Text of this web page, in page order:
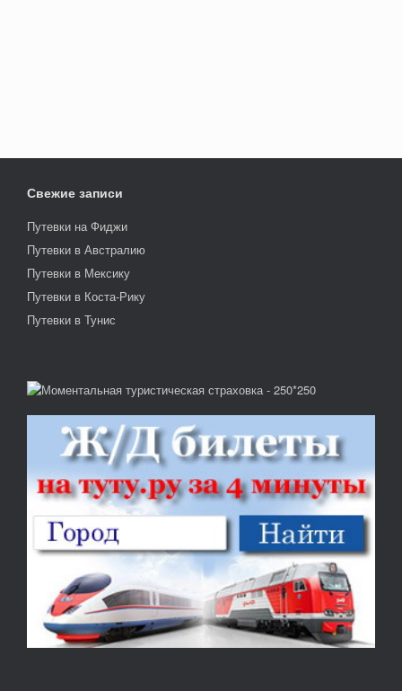
Свежие записи
Путевки на Фиджи
Путевки в Австралию
Путевки в Мексику
Путевки в Коста-Рику
Путевки в Тунис